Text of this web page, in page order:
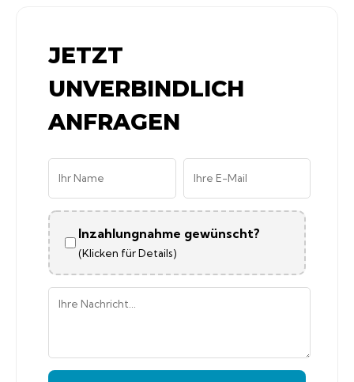
JETZT
UNVERBINDLICH
ANFRAGEN
Inzahlungnahme gewünscht?
(Klicken für Details)